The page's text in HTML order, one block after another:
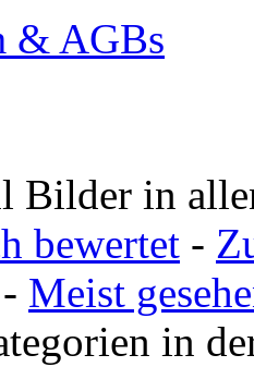
& AGBs
Bilder in
bewertet -
- Meist
in